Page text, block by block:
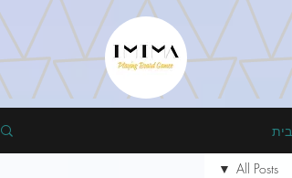
בית
All Posts